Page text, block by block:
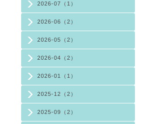
2026-07（1）
2026-06（2）
2026-05（2）
2026-04（2）
2026-01（1）
2025-12（2）
2025-09（2）